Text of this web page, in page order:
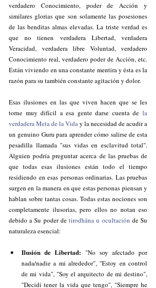
verdadero Conocimiento, poder de Acción y
similares glorias que son solamente las posesiones
de las benditas almas elevadas. La triste verdad es
que no tienen verdadera Libertad, verdadera
Veracidad, verdadera libre Voluntad, verdadero
Conocimiento real, verdadero poder de Acción, etc.
Están viviendo en una constante mentira y ésta es la
razón para su también constante agitación y dolor.
Esas ilusiones en las que viven hacen que se les
torne muy difícil a esa gente darse cuenta de la
verdadera Meta de la Vida y la necesidad de acudir a
un genuino Guru para aprender cómo salirse de esta
pesadilla llamada "sus vidas en esclavitud total".
Alguien podría preguntar acerca de las pruebas de
que todas esas ilusiones están todo el tiempo
residiendo en esas personas ordinarias. Las pruebas
surgen en la manera en que estas personas piensan y
hablan sobre tantas cosas. Todas estas nociones son
completamente ilusorias, pero ellos no notan eso
debido a Su poder de tirodhāna u ocultación de Su
naturaleza esencial:
Ilusión de Libertad: "No soy afectado por
nada/nadie a mi alrededor", "Estoy en control
de mi vida", "Soy el arquitecto de mi destino",
"Decidí tener la vida que tengo", "Siempre he